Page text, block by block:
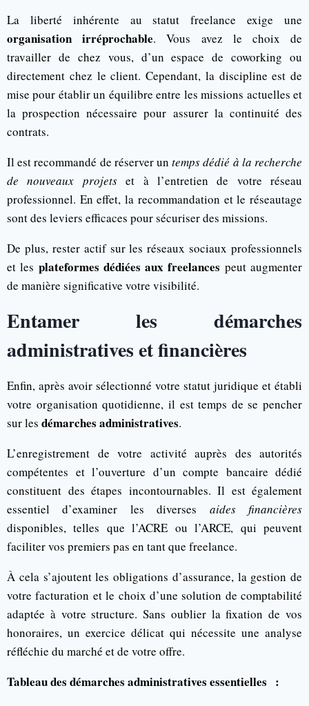
La liberté inhérente au statut freelance exige une
organisation irréprochable. Vous avez le choix de
travailler de chez vous, d’un espace de coworking ou
directement chez le client. Cependant, la discipline est de
mise pour établir un équilibre entre les missions actuelles et
la prospection nécessaire pour assurer la continuité des
contrats.
Il est recommandé de réserver untemps dédié à la recherche
de nouveaux projetset à l’entretien de votre réseau
professionnel. En effet, la recommandation et le réseautage
sont des leviers efficaces pour sécuriser des missions.
De plus, rester actif sur les réseaux sociaux professionnels
et les plateformes dédiées aux freelances peut augmenter
de manière significative votre visibilité.
Entamer les démarches
administratives et financières
Enfin, après avoir sélectionné votre statut juridique et établi
votre organisation quotidienne, il est temps de se pencher
sur les démarches administratives.
L’enregistrement de votre activité auprès des autorités
compétentes et l’ouverture d’un compte bancaire dédié
constituent des étapes incontournables. Il est également
essentiel d’examiner les diverses aides financières
disponibles, telles que l’ACRE ou l’ARCE, qui peuvent
faciliter vos premiers pas en tant que freelance.
À cela s’ajoutent les obligations d’assurance, la gestion de
votre facturation et le choix d’une solution de comptabilité
adaptée à votre structure. Sans oublier la fixation de vos
honoraires, un exercice délicat qui nécessite une analyse
réfléchie du marché et de votre offre.
Tableau des démarches administratives essentielles :